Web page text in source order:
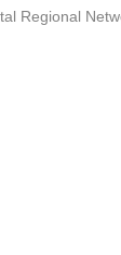
Regional